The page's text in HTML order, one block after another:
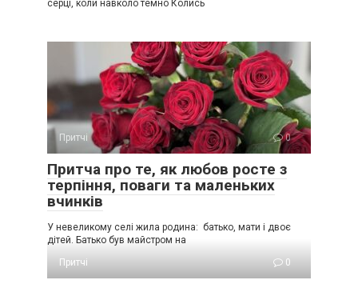
серці, коли навколо темно Колись
Притчі 0
Притча про те, як любов росте з
терпіння, поваги та маленьких
вчинків
У невеликому селі жила родина: батько, мати і двоє
дітей. Батько був майстром на
Притчі
0